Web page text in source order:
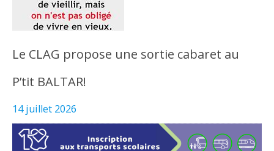
Le CLAG propose une sortie cabaret au
P’tit BALTAR!
14 juillet 2026